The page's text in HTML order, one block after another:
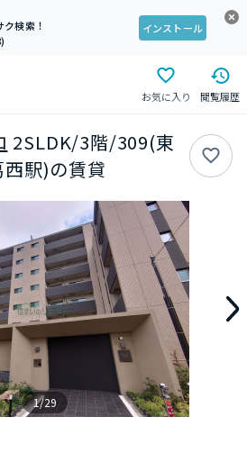
検索！
インストール
お気に入り 閲覧履歴
2SLDK/3階/309(東
駅)の賃貸
1/29